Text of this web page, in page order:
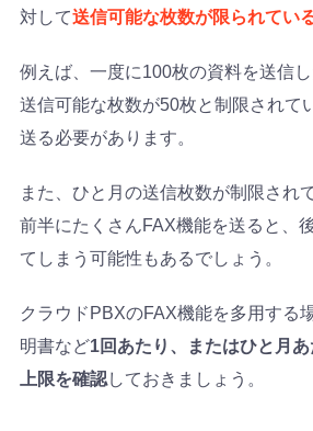
対して送信可能な枚数が限られてい
例えば、一度に100枚の資料を送信
送信可能な枚数が50枚と制限されて
送る必要があります。
また、ひと月の送信枚数が制限され
前半にたくさんFAX機能を送ると、
てしまう可能性もあるでしょう。
クラウドPBXのFAX機能を多用する
明書など1回あたり、またはひと月
上限を確認しておきましょう。